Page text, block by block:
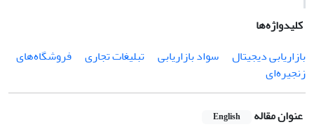
کلیدواژه‌ها
بازاریابی دیجیتال
سواد بازاریابی تبلیغات تجاری
فروشگاه‌های
زنجیره‌ای
عنوان مقاله English